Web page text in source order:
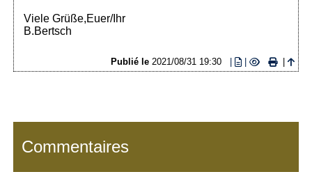
Viele Grüße,Euer/Ihr
B.Bertsch
Publié le 2021/08/31 19:30 | |
Commentaires